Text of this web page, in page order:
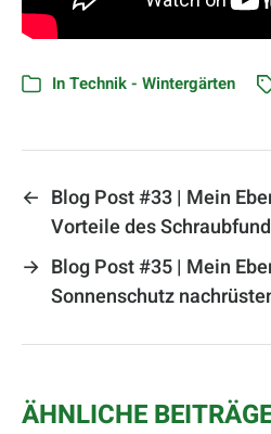
InTechnik - Wintergärten
← Blog Post #33 | Mein
Vorteile des
→ Blog Post #35 | Mein
Sonnenschutz
ÄHNLICHE